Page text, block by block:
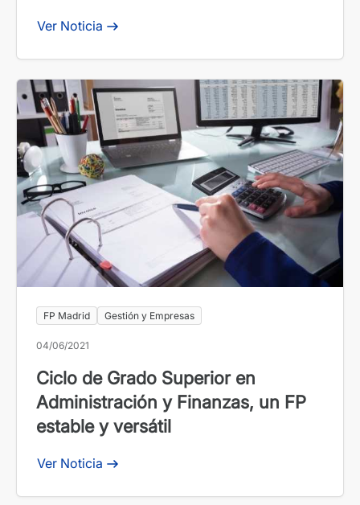
Ver Noticia
FP Madrid Gestión y Empresas
04/06/2021
Ciclo de Grado Superior en
Administración y Finanzas, un FP
estable y versátil
Ver Noticia